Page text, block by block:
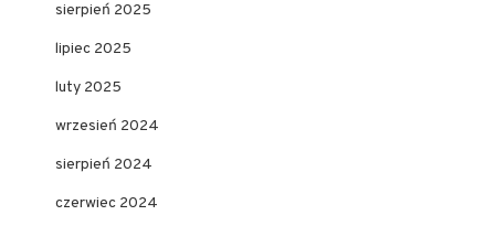
sierpień 2025
lipiec 2025
luty 2025
wrzesień 2024
sierpień 2024
czerwiec 2024